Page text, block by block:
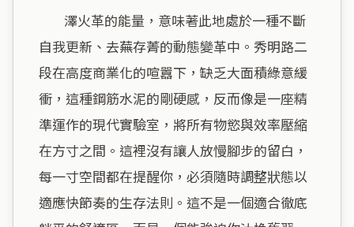
自我更新、去蕪存菁的動態變革中。秀明路二
段在高度商業化的喧囂下，缺乏大面積綠意緩
衝，這種鋼筋水泥的剛硬感，反而像是一座精
準運作的現代實驗室，將所有物慾與效率壓縮
在方寸之間。這裡沒有讓人放慢腳步的留白，
每一寸空間都在提醒你，必須隨時調整狀態以
適應快節奏的生存法則。這不是一個適合徹底